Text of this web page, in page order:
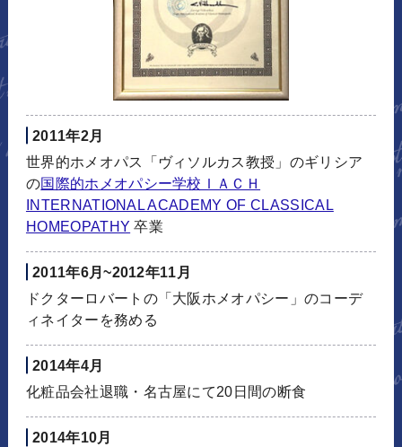
2011年2月
世界的ホメオパス「ヴィソルカス教授」のギリシア
の国際的ホメオパシー学校ＩＡＣＨ
INTERNATIONAL ACADEMY OF CLASSICAL
HOMEOPATHY 卒業
2011年6月~2012年11月
ドクターロバートの「大阪ホメオパシー」のコーデ
ィネイターを務める
2014年4月
化粧品会社退職・名古屋にて20日間の断食
2014年10月